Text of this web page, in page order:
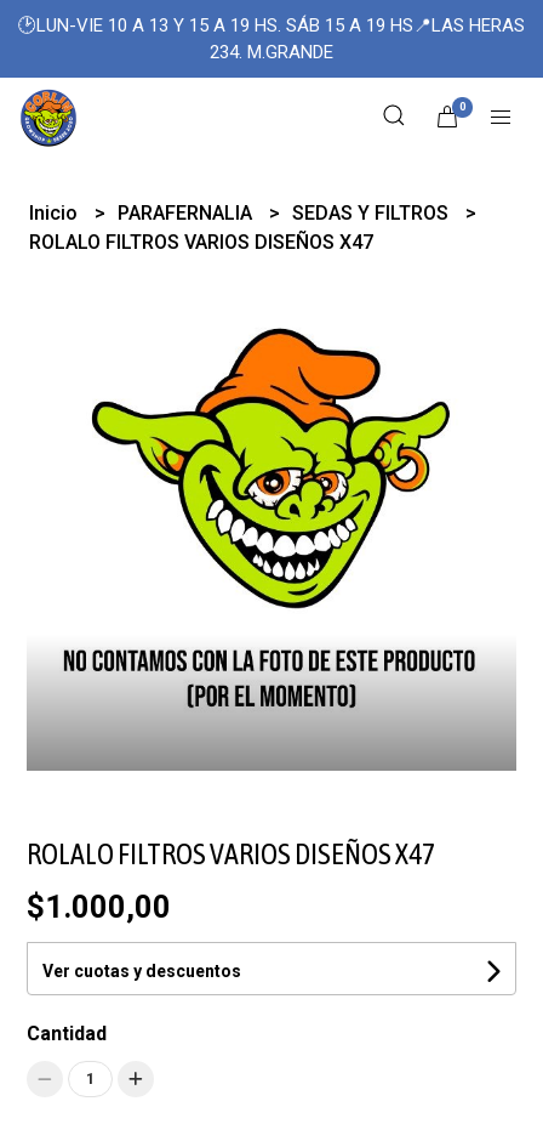
🕑LUN-VIE 10 A 13 Y 15 A 19 HS. SÁB 15 A 19 HS📍LAS HERAS
234. M.GRANDE
0
Inicio PARAFERNALIA
SEDAS Y FILTROS
ROLALO FILTROS VARIOS DISEÑOS X47
ROLALO FILTROS VARIOS DISEÑOS X47
$1.000,00
Ver cuotas y descuentos
Cantidad
1